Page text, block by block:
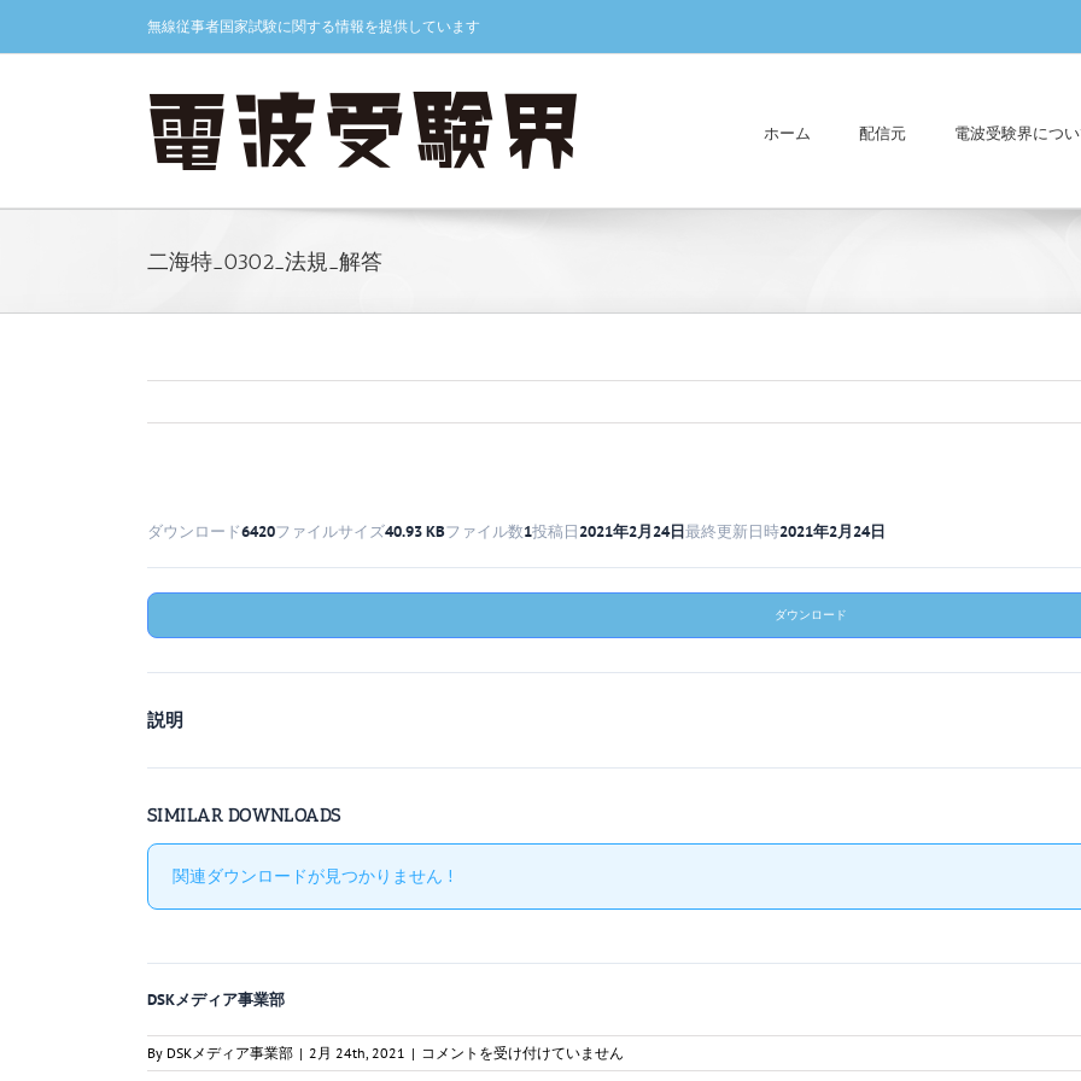
content
無線従事者国家試験に関する情報を提供しています
ホーム 配信元 電波受験界につ
二海特_0302_法規_解答
ダウンロード6420ファイルサイズ40.93 KBファイル数1投稿日2021年2月24日最終更新日時2021年2月24日
ダウンロード
説明
SIMILAR DOWNLOADS
関連ダウンロードが見つかりません !
DSKメディア事業部
By DSKメディア事業部 | 2月 24th, 2021 | 二
海
コメントを受け付けていません